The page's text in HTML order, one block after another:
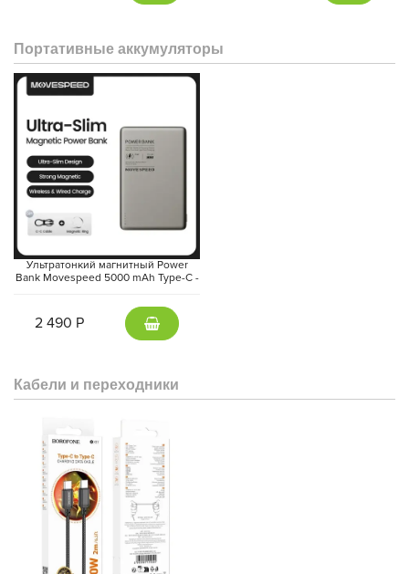
Портативные аккумуляторы
Ультратонкий магнитный Power
Bank Movespeed 5000 mAh Type-C -
2 490 Р
Кабели и переходники